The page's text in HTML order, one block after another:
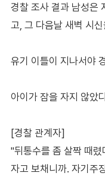
경찰 조사 결과 남성은
고, 그 다음날 새벽 시
유기 이틀이 지나서야
아이가 잠을 자지 않았
[경찰 관계자]
"뒤통수를 좀 살짝 때
자고 보채니까. 자기주